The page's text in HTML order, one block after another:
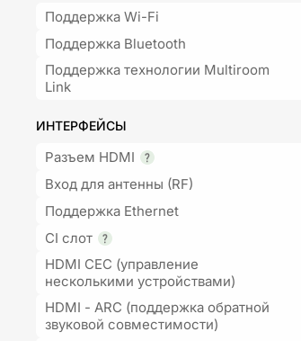
Поддержка Wi-Fi
Поддержка Bluetooth
Поддержка технологии Multiroom
Link
ИНТЕРФЕЙСЫ
Разъем HDMI
Вход для антенны (RF)
Поддержка Ethernet
CI слот
HDMI CEC (управление
несколькими устройствами)
HDMI - ARC (поддержка обратной
звуковой совместимости)